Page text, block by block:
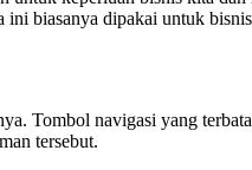
biasanya dipakai untuk
Tombol navigasi yang
tersebut.